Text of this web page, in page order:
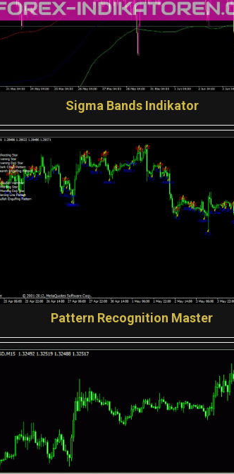
Sigma Bands Indikator
Pattern Recognition Master